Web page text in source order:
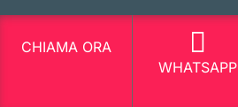
CHIAMA ORA
WHATSAPP